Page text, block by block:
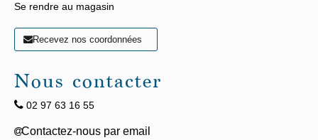
Se rendre au magasin
Recevez nos coordonnées
Nous contacter
02 97 63 16 55